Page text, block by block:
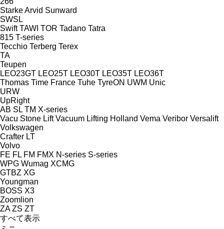
Starke Arvid Sunward
SWSL
Swift TAWI TOR Tadano Tatra
815 T-series
Tecchio Terberg Terex
TA
Teupen
LEO23GT LEO25T LEO30T LEO35T LEO36T
Thomas Time France Tuhe TyreON UWM Unic
URW
UpRight
AB SL TM X-series
Vacu Stone Lift Vacuum Lifting Holland Vema Veribor Versalift
Volkswagen
Crafter LT
Volvo
FE FL FM FMX N-series S-series
WPG Wumag XCMG
GTBZ XG
Youngman
BOSS X3
Zoomlion
ZA ZS ZT
すべて表示